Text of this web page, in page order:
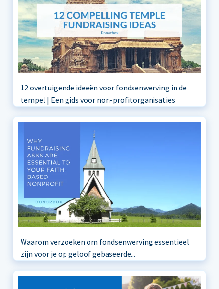
12 overtuigende ideeën voor fondsenwerving in de
tempel | Een gids voor non-profitorganisaties
Waarom verzoeken om fondsenwerving essentieel
zijn voor je op geloof gebaseerde...